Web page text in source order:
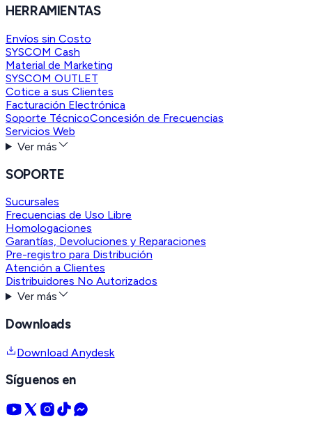
HERRAMIENTAS
Envíos sin Costo
SYSCOM Cash
Material de Marketing
SYSCOM OUTLET
Cotice a sus Clientes
Facturación Electrónica
Soporte TécnicoConcesión de Frecuencias
Servicios Web
Ver más
SOPORTE
Sucursales
Frecuencias de Uso Libre
Homologaciones
Garantías, Devoluciones y Reparaciones
Pre-registro para Distribución
Atención a Clientes
Distribuidores No Autorizados
Ver más
Downloads
Download Anydesk
Síguenos en